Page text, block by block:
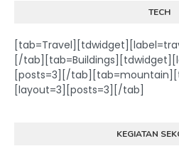
TECH
[/
[posts=3][/
[layout=3][posts=3][/tab]
KEGIATAN